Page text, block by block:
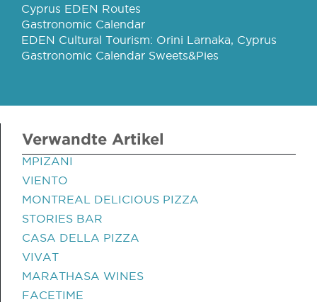
Cyprus EDEN Routes
Gastronomic Calendar
EDEN Cultural Tourism: Orini Larnaka, Cyprus
Gastronomic Calendar Sweets&Pies
Verwandte Artikel
MPIZANI
VIENTO
MONTREAL DELICIOUS PIZZA
STORIES BAR
CASA DELLA PIZZA
VIVAT
MARATHASA WINES
FACETIME